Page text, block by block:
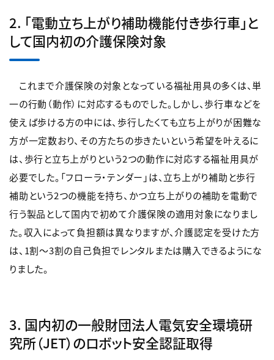
2. 「電動立ち上がり補助機能付き歩行車」と
して国内初の介護保険対象
これまで介護保険の対象となっている福祉用具の多くは、単
一の行動（動作）に対応するものでした。しかし、歩行車などを
使えば歩ける方の中には、歩行したくても立ち上がりが困難な
方が一定数おり、その方たちの歩きたいという希望を叶えるに
は、歩行と立ち上がりという2つの動作に対応する福祉用具が
必要でした。「フローラ・テンダー」は、立ち上がり補助と歩行
補助という2つの機能を持ち、かつ立ち上がりの補助を電動で
行う製品として国内で初めて介護保険の適用対象になりまし
た。収入によって負担額は異なりますが、介護認定を受けた方
は、1割～3割の自己負担でレンタルまたは購入できるようにな
りました。
3. 国内初の一般財団法人電気安全環境研
究所（JET）のロボット安全認証取得